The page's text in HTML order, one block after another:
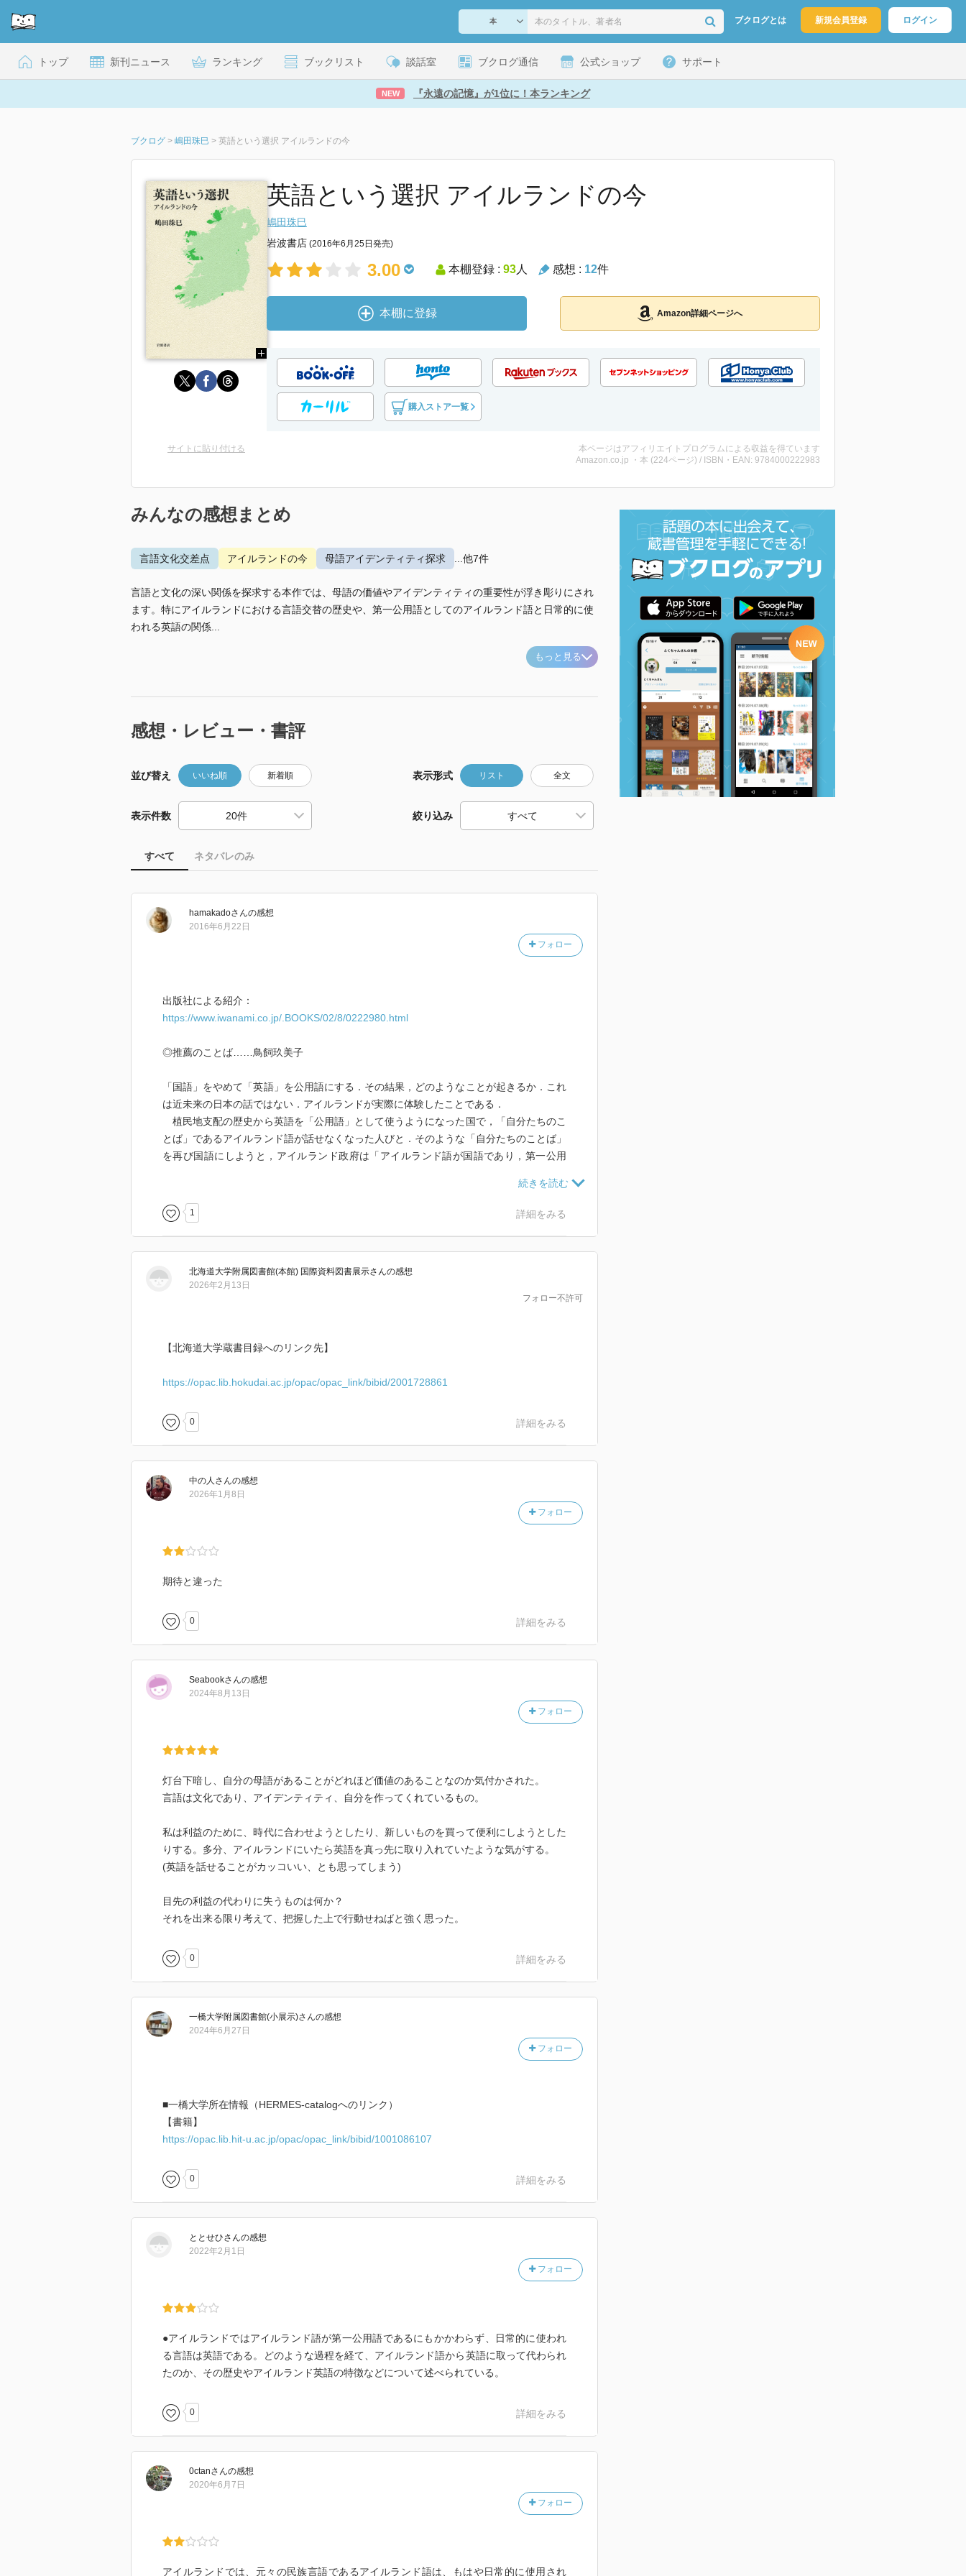
ブクログとは 新規会員登録 ログイン
トップ 新刊ニュース ランキング ブックリスト 談話室 ブクログ通信 公式ショップ サポート
NEW 『永遠の記憶』が1位に！本ランキング
ブクログ > 嶋田珠巳 > 英語という選択 アイルランドの今
英語という選択 アイルランドの今
嶋田珠巳
岩波書店 (2016年6月25日発売)
3.00 本棚登録 : 93人 感想 : 12件
本棚に登録 Amazon詳細ページへ
購入ストア一覧
サイトに貼り付ける
本ページはアフィリエイトプログラムによる収益を得ています
Amazon.co.jp ・本 (224ページ) / ISBN・EAN: 9784000222983
みんなの感想まとめ
言語文化交差点 アイルランドの今 母語アイデンティティ探求 ...他7件
言語と文化の深い関係を探求する本作では、母語の価値やアイデンティティの重要性が浮き彫りにされ
ます。特にアイルランドにおける言語交替の歴史や、第一公用語としてのアイルランド語と日常的に使
われる英語の関係...
もっと見る
感想・レビュー・書評
並び替え いいね順 新着順 表示形式 リスト 全文
表示件数 絞り込み
すべて ネタバレのみ
hamakadoさんの感想
フォロー
2016年6月22日
出版社による紹介：
https://www.iwanami.co.jp/.BOOKS/02/8/0222980.html
◎推薦のことば……鳥飼玖美子
「国語」をやめて「英語」を公用語にする．その結果，どのようなことが起きるか．これ
は近未来の日本の話ではない．アイルランドが実際に体験したことである．
植民地支配の歴史から英語を「公用語」として使うようになった国で，「自分たちのこ
とば」であるアイルランド語が話せなくなった人びと．そのような「自分たちのことば」
を再び国語にしようと，アイルランド政府は「アイルランド語が国語であり，第一公用
そのようなアイルランドの言語を巡る歴史と社会の現実をつぶさに検証している本書を
読むと，「英語」を第二公用語とする提案がなされた過去を持ち，昨今は「グローバル人
材育成」政策を推進して日本人の英語力を高めることを教育の中心的課題とし，大学にお
の素朴な気持ちが，言語を「価値評価」して「順位づけ」することに繋がり，このような
「ありふれた社会的行為」が言語交替を引き起こしたアイルランドの実態である．
である日本語の将来を考える為にこそ，本書を多くの読者に熟読していただきたい．
◎斎藤兆史さんによる書評（産経新聞2016.7.10）：
◎黒田龍之助さんによる書評（日経新聞2016.8.14）：
http://www.nikkei.com/article/DGKKZO06037450T10C16A8MY6000/
1 詳細をみる
北海道大学附属図書館(本館) 国際資料図書展示さんの感想
フォロー不許可
2026年2月13日
【北海道大学蔵書目録へのリンク先】
https://opac.lib.hokudai.ac.jp/opac/opac_link/bibid/2001728861
0 詳細をみる
中の人 さんの感想
フォロー
2026年1月8日
期待と違った
0 詳細をみる
Seabookさんの感想
フォロー
2024年8月13日
灯台下暗し、自分の母語があることがどれほど価値のあることなのか気付かされた。
言語は文化であり、アイデンティティ、自分を作ってくれているもの。
私は利益のために、時代に合わせようとしたり、新しいものを買って便利にしようとした
りする。多分、アイルランドにいたら英語を真っ先に取り入れていたような気がする。
(英語を話せることがカッコいい、とも思ってしまう)
目先の利益の代わりに失うものは何か？
それを出来る限り考えて、把握した上で行動せねばと強く思った。
0 詳細をみる
一橋大学附属図書館(小展示)さんの感想
フォロー
2024年6月27日
■一橋大学所在情報（HERMES-catalogへのリンク）
【書籍】
https://opac.lib.hit-u.ac.jp/opac/opac_link/bibid/1001086107
0 詳細をみる
ととせひさんの感想
フォロー
2022年2月1日
●アイルランドではアイルランド語が第一公用語であるにもかかわらず、日常的に使われ
る言語は英語である。どのような過程を経て、アイルランド語から英語に取って代わられ
たのか、その歴史やアイルランド英語の特徴などについて述べられている。
0 詳細をみる
0ctanさんの感想
フォロー
2020年6月7日
アイルランドでは、元々の民族言語であるアイルランド語は、もはや日常的に使用され